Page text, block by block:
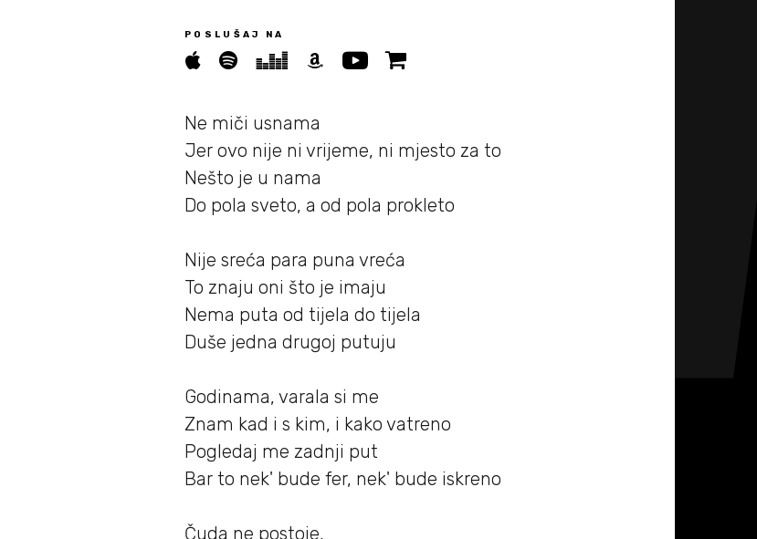
Novosti
Biografija
Partneri
Kontakt
POSLUŠAJ NA
Ne miči usnama
Jer ovo nije ni vrijeme, ni mjesto za to
Nešto je u nama
Do pola sveto, a od pola prokleto
Nije sreća para puna vreća
To znaju oni što je imaju
Nema puta od tijela do tijela
Duše jedna drugoj putuju
Godinama, varala si me
Znam kad i s kim, i kako vatreno
Pogledaj me zadnji put
Bar to nek' bude fer, nek' bude iskreno
Čuda ne postoje,